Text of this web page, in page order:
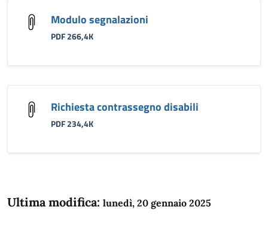
Modulo segnalazioni
PDF 266,4K
Richiesta contrassegno disabili
PDF 234,4K
Ultima modifica: lunedì, 20 gennaio 2025